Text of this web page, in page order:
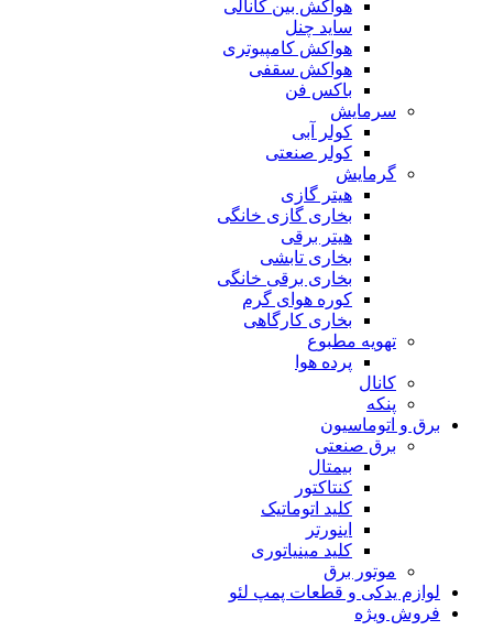
هواکش بین کانالی
ساید چنل
هواکش کامپیوتری
هواکش سقفی
باکس فن
سرمایش
کولر آبی
کولر صنعتی
گرمایش
هیتر گازی
بخاری گازی خانگی
هیتر برقی
بخاری تابشی
بخاری برقی خانگی
کوره هوای گرم
بخاری کارگاهی
تهویه مطبوع
پرده هوا
کانال
پنکه
برق و اتوماسیون
برق صنعتی
بیمتال
کنتاکتور
کلید اتوماتیک
اینورتر
کلید مینیاتوری
موتور برق
لوازم یدکی و قطعات پمپ لئو
فروش ویژه